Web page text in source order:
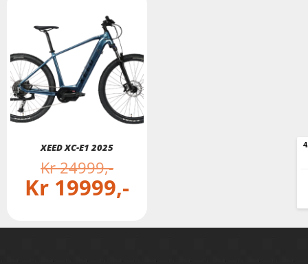
XEED XC-E1 2025
Kr24999
Kr 19999